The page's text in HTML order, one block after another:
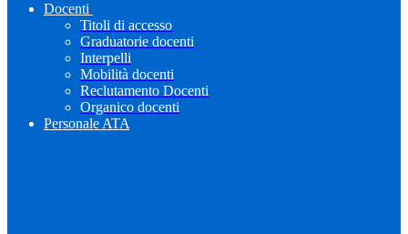
Docenti
Titoli di accesso
Graduatorie docenti
Interpelli
Mobilità docenti
Reclutamento Docenti
Organico docenti
Personale ATA